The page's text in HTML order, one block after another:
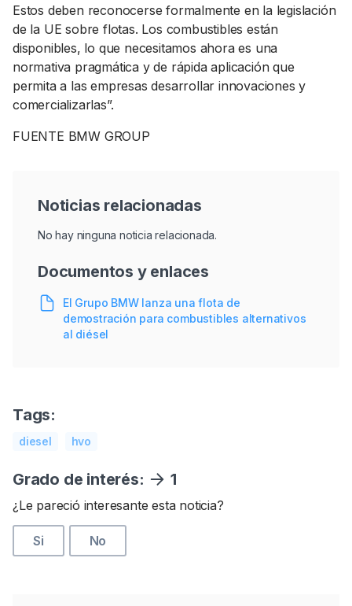
Estos deben reconocerse formalmente en la legislación
de la UE sobre flotas. Los combustibles están
disponibles, lo que necesitamos ahora es una
normativa pragmática y de rápida aplicación que
permita a las empresas desarrollar innovaciones y
comercializarlas”.
FUENTE BMW GROUP
Noticias relacionadas
No hay ninguna noticia relacionada.
Documentos y enlaces
El Grupo BMW lanza una flota de
demostración para combustibles alternativos
al diésel
Tags:
diesel hvo
Grado de interés: 1
¿Le pareció interesante esta noticia?
Si No